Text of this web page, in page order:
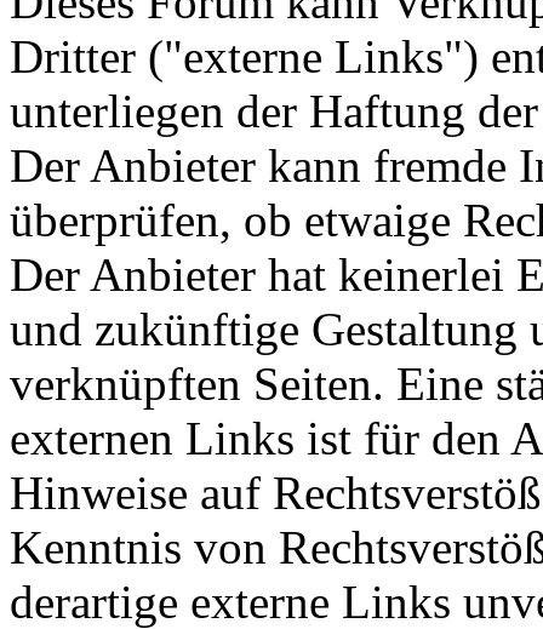
Dritter ("externe Links")
unterliegen der Haftung
Der Anbieter kann fremde
überprüfen, ob etwaige
Der Anbieter hat keinerlei
und zukünftige Gestaltung
verknüpften Seiten. Eine
externen Links ist für den
Hinweise auf
Kenntnis von
derartige externe Links